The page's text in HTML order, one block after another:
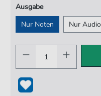
Ausgabe
Nur Noten
Nur Audio